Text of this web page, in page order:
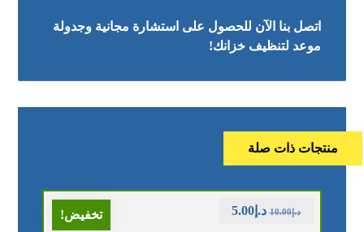
اتصل بنا الآن للحصول على استشارة مجانية وجدولة
موعد لتنظيف خزانك!
منتجات ذات صلة
تخفيض! د.إ10.00 د.إ5.00